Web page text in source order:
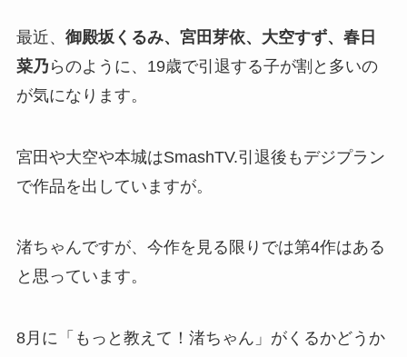
最近、 御殿坂くるみ、宮田芽依、大空すず、春日
菜乃らのように、19歳で引退する子が割と多いの
が気になります。
宮田や大空や本城はSmashTV.引退後もデジプラン
で作品を出していますが。
渚ちゃんですが、今作を見る限りでは第4作はある
と思っています。
8月に「もっと教えて！渚ちゃん」がくるかどうか